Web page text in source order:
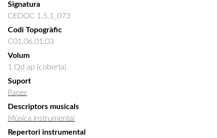
Signatura
CEDOC 1.5.1_073
Codi Topogràfic
C01.06.01.03
Volum
1 Qd ap (coberta)
Suport
Paper
Descriptors musicals
Música instrumental
Repertori instrumental